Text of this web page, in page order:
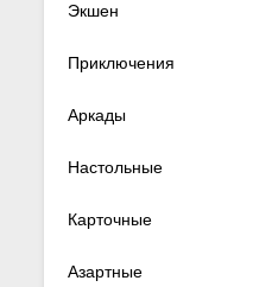
Экшен
Приключения
Аркады
Настольные
Карточные
Азартные